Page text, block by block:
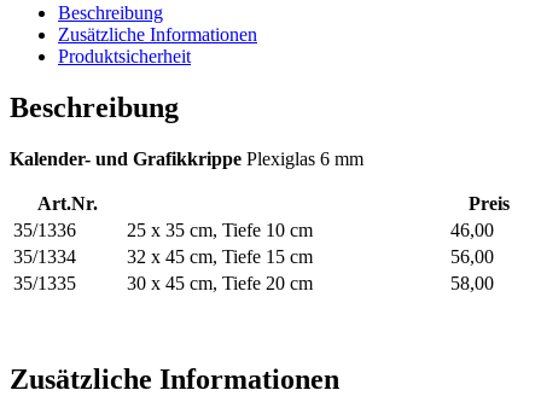
Beschreibung
Zusätzliche Informationen
Produktsicherheit
Beschreibung
Kalender- und Grafikkrippe Plexiglas 6 mm
Art.Nr.
Preis
35/1336
25 x 35 cm, Tiefe 10 cm
46,00
35/1334
32 x 45 cm, Tiefe 15 cm
56,00
35/1335
30 x 45 cm, Tiefe 20 cm 58,00
Zusätzliche Informationen